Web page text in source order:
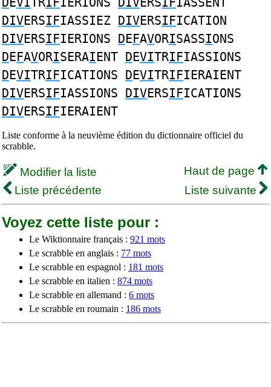
DIVERSIFIASSIEZ DIVERSIFICATION
DIVERSIFIERIONS DEFAVORISASSIONS
DEFAVORISERAIENT DEVITRIFIASSIONS
DEVITRIFICATIONS DEVITRIFIERAIENT
DIVERSIFIASSIONS DIVERSIFICATIONS
DIVERSIFIERAIENT
Liste conforme à la neuvième édition du dictionnaire officiel du
scrabble.
Modifier la liste
Haut de page
Liste précédente
Liste suivante
Voyez cette liste pour :
Le Wiktionnaire français : 921 mots
Le scrabble en anglais : 77 mots
Le scrabble en espagnol : 181 mots
Le scrabble en italien : 874 mots
Le scrabble en allemand : 6 mots
Le scrabble en roumain : 186 mots